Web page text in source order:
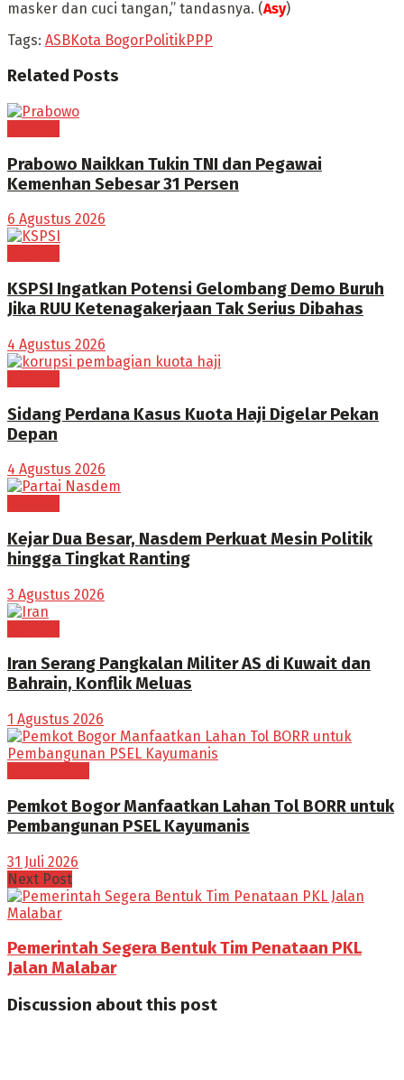
masker dan cuci tangan,” tandasnya. (Asy)
Tags: ASBKota BogorPolitikPPP
Related Posts
Prabowo Naikkan Tukin TNI dan Pegawai
Kemenhan Sebesar 31 Persen
6 Agustus 2026
KSPSI Ingatkan Potensi Gelombang Demo Buruh
Jika RUU Ketenagakerjaan Tak Serius Dibahas
4 Agustus 2026
Sidang Perdana Kasus Kuota Haji Digelar Pekan
Depan
4 Agustus 2026
Kejar Dua Besar, Nasdem Perkuat Mesin Politik
hingga Tingkat Ranting
3 Agustus 2026
Iran Serang Pangkalan Militer AS di Kuwait dan
Bahrain, Konflik Meluas
1 Agustus 2026
Pemkot Bogor Manfaatkan Lahan Tol BORR untuk
Pembangunan PSEL Kayumanis
31 Juli 2026
Next Post
Pemerintah Segera Bentuk Tim Penataan PKL
Jalan Malabar
Discussion about this post